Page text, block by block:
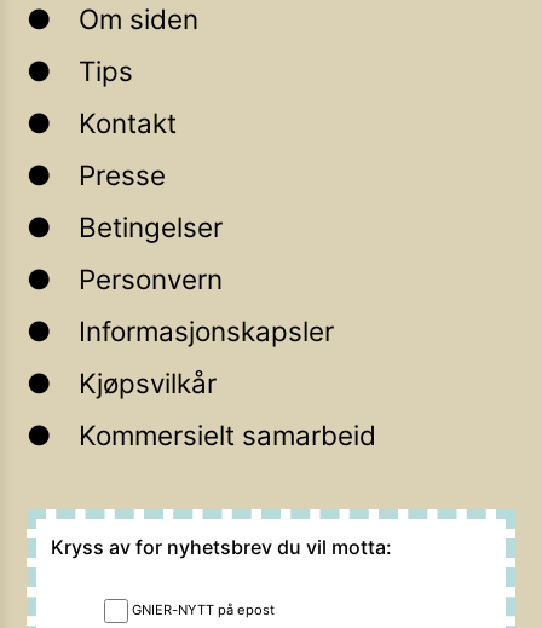
Om siden
Tips
Kontakt
Presse
Betingelser
Personvern
Informasjonskapsler
Kjøpsvilkår
Kommersielt samarbeid
Kryss av for nyhetsbrev du vil motta:
GNIER-NYTT på epost